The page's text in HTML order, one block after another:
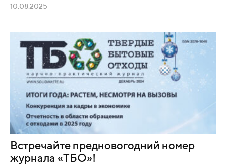
10.08.2025
Встречайте предновогодний номер
журнала «ТБО»!